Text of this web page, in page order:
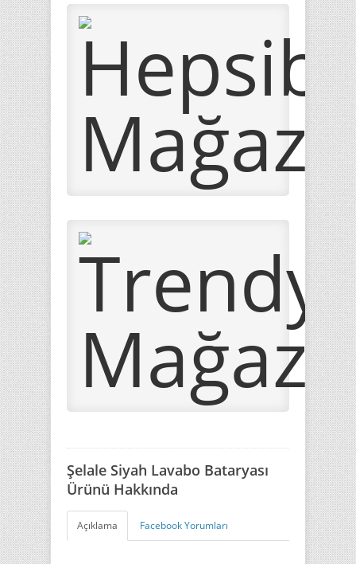
Şelale Siyah Lavabo Bataryası
Ürünü Hakkında
Açıklama Facebook Yorumları